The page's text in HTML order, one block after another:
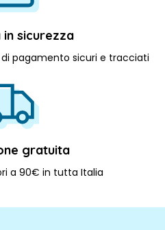
in sicurezza
pagamento sicuri e tracciati
gratuita
a 90€ in tutta Italia